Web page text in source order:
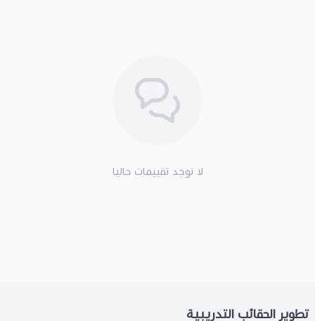
لا توجد تقييمات حاليا
تطوير الحقائب التدريبية